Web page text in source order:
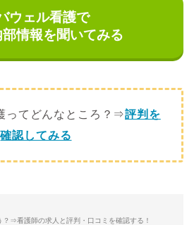
ウェル看護で
情報を聞いてみる
ってどんなところ？⇒評判を
確認してみる
⇒看護師の求人と評判・口コミを確認する！